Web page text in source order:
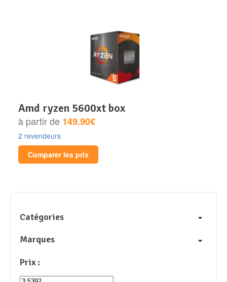
amd ryzen 5600xt box
à partir de 149.90€
2 revendeurs
Comparer les prix
Catégories
Marques
Prix :